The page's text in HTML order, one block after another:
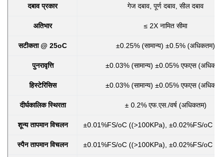
दबाव प्रकार गेज दबाव, पूर्ण दबाव, सील दबाव
अतिभार ≤ 2X नामित सीमा
सटीकता @ 25oC ±0.25% (सामान्य) ±0.5% (अधिकतम)
पुनरावृत्ति ±0.03% (सामान्य) ±0.05% एफएस
हिस्टेरिसिस ±0.03% (सामान्य) ±0.05% एफएस
दीर्घकालिक स्थिरता ± 0.2% एफ.एस./वर्ष (अधिकतम)
शून्य तापमान विचलन ±0.01%FS/oC ((>100KPa), ±0.02%FS/oC
स्पैन तापमान विचलन ±0.01%FS/oC ((>100KPa), ±0.02%FS/oC